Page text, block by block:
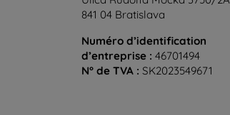
841 04 Bratislava
Numéro d’identification
d’entreprise : 46701494
N° de TVA : SK2023549671